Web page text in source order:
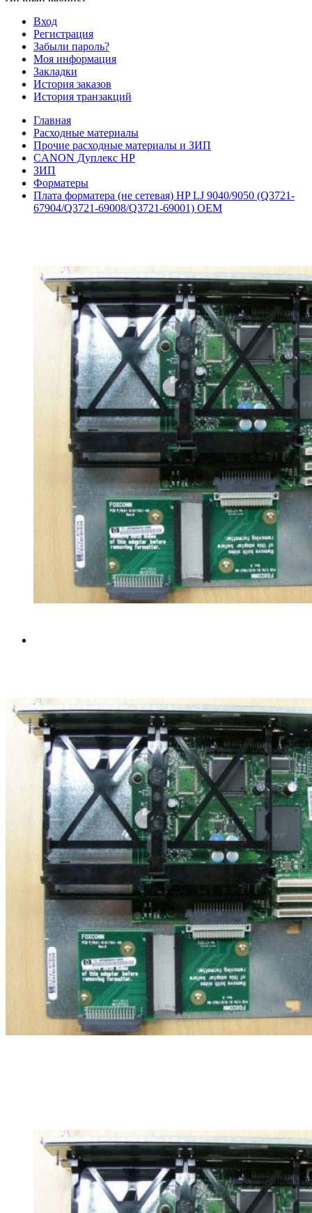
Вход
Регистрация
Забыли пароль?
Моя информация
Закладки
История заказов
История транзакций
Главная
Расходные материалы
Прочие расходные материалы и ЗИП
CANON Дуплекс HP
ЗИП
Форматеры
Плата форматера (не сетевая) HP LJ 9040/9050 (Q3721-
67904/Q3721-69008/Q3721-69001) OEM